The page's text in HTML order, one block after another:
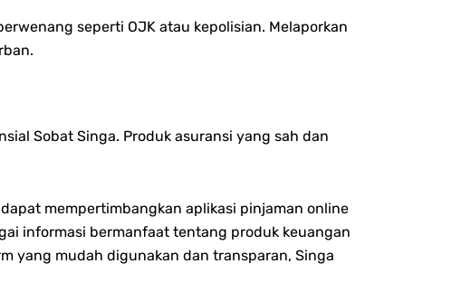
seperti OJK atau kepolisian. Melaporkan
Sobat Singa. Produk asuransi yang sah dan
mempertimbangkan aplikasi pinjaman online
informasi bermanfaat tentang produk keuangan
yang mudah digunakan dan transparan, Singa